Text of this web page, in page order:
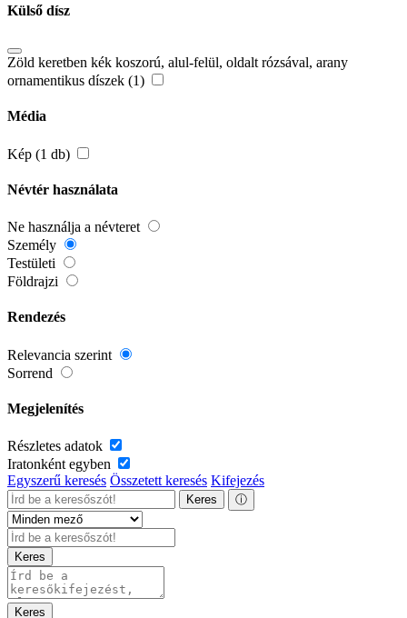
Külső dísz
Zöld keretben kék koszorú, alul-felül, oldalt rózsával, arany
ornamentikus díszek (1)
Média
Kép (1 db)
Névtér használata
Ne használja a névteret
Személy
Testületi
Földrajzi
Rendezés
Relevancia szerint
Sorrend
Megjelenítés
Részletes adatok
Iratonként egyben
Egyszerű keresés Összetett keresés Kifejezés
Keres ⓘ
Keres
Keres